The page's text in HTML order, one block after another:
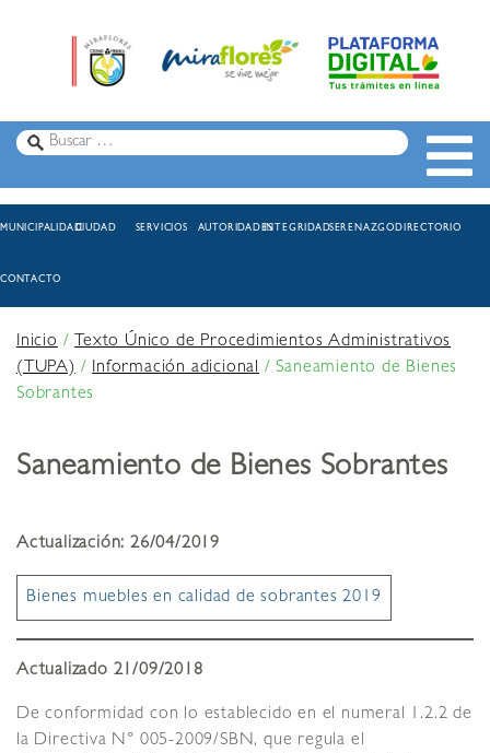
MUNICIPALIDADCIUDAD SERVICIOS AUTORIDADESINTEGRIDADSERENAZGODIRECTORIO
CONTACTO
Inicio/Texto Único de Procedimientos Administrativos
(TUPA)/Información adicional /Saneamiento de Bienes
Sobrantes
Saneamiento de Bienes Sobrantes
Actualización: 26/04/2019
Bienes muebles en calidad de sobrantes 2019
Actualizado 21/09/2018
De conformidad con lo establecido en el numeral 1.2.2 de
la Directiva N° 005-2009/SBN, que regula el